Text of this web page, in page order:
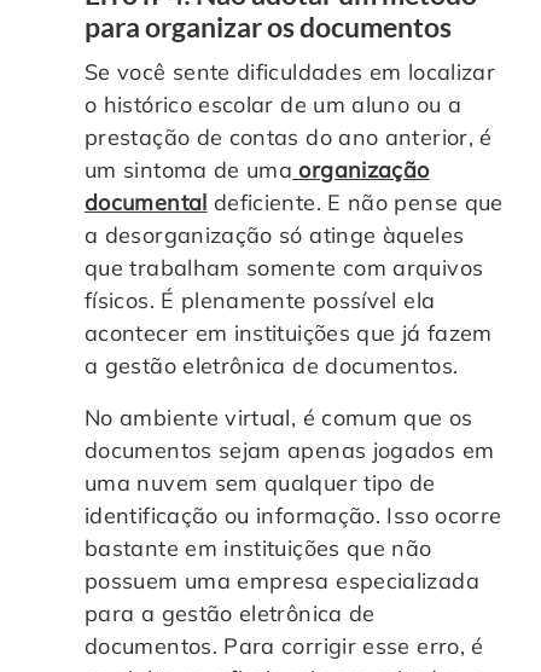
para organizar os documentos
Se você sente dificuldades em localizar
o histórico escolar de um aluno ou a
prestação de contas do ano anterior, é
um sintoma de uma organização
documental deficiente. E não pense que
a desorganização só atinge àqueles
que trabalham somente com arquivos
físicos. É plenamente possível ela
acontecer em instituições que já fazem
a gestão eletrônica de documentos.
No ambiente virtual, é comum que os
documentos sejam apenas jogados em
uma nuvem sem qualquer tipo de
identificação ou informação. Isso ocorre
bastante em instituições que não
possuem uma empresa especializada
para a gestão eletrônica de
documentos. Para corrigir esse erro, é